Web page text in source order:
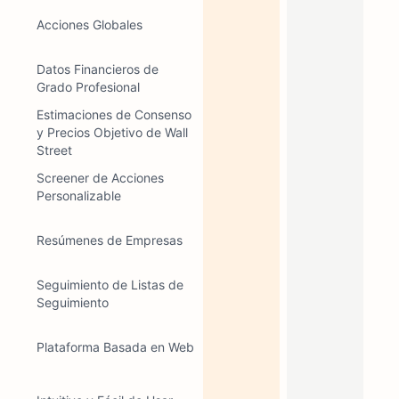
Acciones Globales
Datos Financieros de
Grado Profesional
Estimaciones de Consenso
y Precios Objetivo de Wall
Street
Screener de Acciones
Personalizable
Resúmenes de Empresas
Seguimiento de Listas de
Seguimiento
Plataforma Basada en Web